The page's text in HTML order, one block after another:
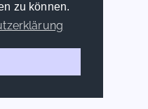
zu können.